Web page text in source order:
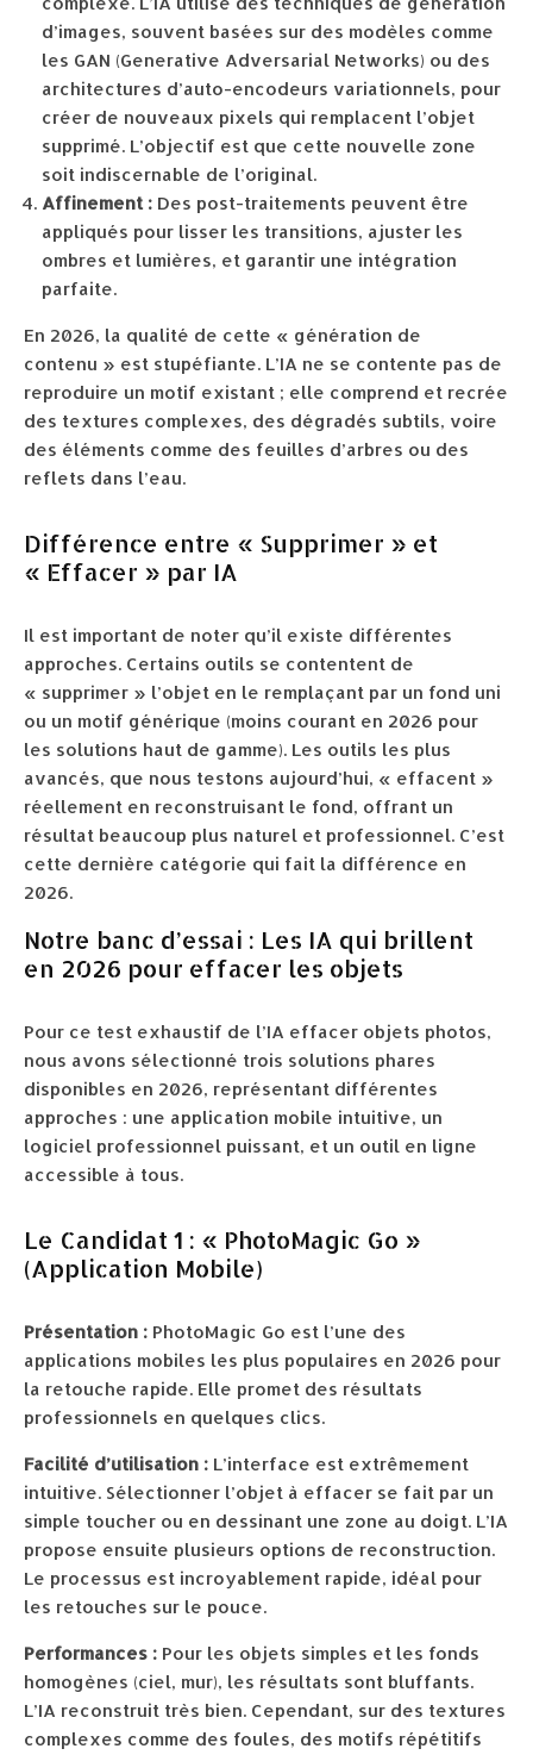
d’images, souvent basées sur des modèles comme
les GAN (Generative Adversarial Networks) ou des
architectures d’auto-encodeurs variationnels, pour
créer de nouveaux pixels qui remplacent l’objet
supprimé. L’objectif est que cette nouvelle zone
soit indiscernable de l’original.
Affinement : Des post-traitements peuvent être
appliqués pour lisser les transitions, ajuster les
ombres et lumières, et garantir une intégration
parfaite.
En 2026, la qualité de cette « génération de
contenu » est stupéfiante. L’IA ne se contente pas de
reproduire un motif existant ; elle comprend et recrée
des textures complexes, des dégradés subtils, voire
des éléments comme des feuilles d’arbres ou des
reflets dans l’eau.
Différence entre « Supprimer » et
« Effacer » par IA
Il est important de noter qu’il existe différentes
approches. Certains outils se contentent de
« supprimer » l’objet en le remplaçant par un fond uni
ou un motif générique (moins courant en 2026 pour
les solutions haut de gamme). Les outils les plus
avancés, que nous testons aujourd’hui, « effacent »
réellement en reconstruisant le fond, offrant un
résultat beaucoup plus naturel et professionnel. C’est
cette dernière catégorie qui fait la différence en
2026.
Notre banc d’essai : Les IA qui brillent
en 2026 pour effacer les objets
Pour ce test exhaustif de l’IA effacer objets photos,
nous avons sélectionné trois solutions phares
disponibles en 2026, représentant différentes
approches : une application mobile intuitive, un
logiciel professionnel puissant, et un outil en ligne
accessible à tous.
Le Candidat 1 : « PhotoMagic Go »
(Application Mobile)
Présentation : PhotoMagic Go est l’une des
applications mobiles les plus populaires en 2026 pour
la retouche rapide. Elle promet des résultats
professionnels en quelques clics.
Facilité d’utilisation : L’interface est extrêmement
intuitive. Sélectionner l’objet à effacer se fait par un
simple toucher ou en dessinant une zone au doigt. L’IA
propose ensuite plusieurs options de reconstruction.
Le processus est incroyablement rapide, idéal pour
les retouches sur le pouce.
Performances : Pour les objets simples et les fonds
homogènes (ciel, mur), les résultats sont bluffants.
L’IA reconstruit très bien. Cependant, sur des textures
complexes comme des foules, des motifs répétitifs